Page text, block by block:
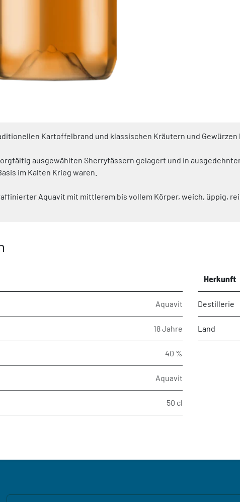
Kartoffelbrand und klassischen Kräutern und
ausgewählten Sherryfässern gelagert und in
im Kalten Krieg waren.
Aquavit mit mittlerem bis vollem Körper, weich, üppig,
Aquavit
18 Jahre
40 %
Aquavit
50 cl
Herkunft
Destillerie
Land